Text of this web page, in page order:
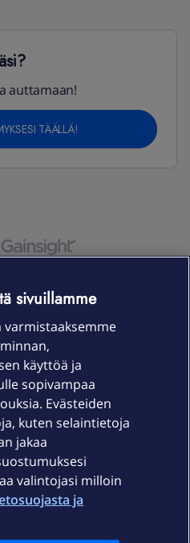
auttamaan!
TÄÄLLÄ!
sivuillamme
varmistaaksemme
käyttöä ja
sopivampaa
Evästeiden
kuten selaintietoja
jakaa
valintojasi milloin
ja